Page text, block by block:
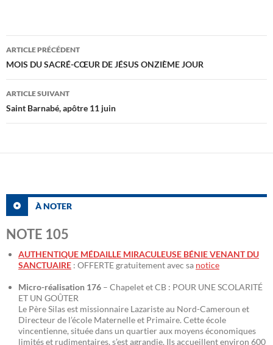
Navigation
des
articles
ARTICLE PRÉCÉDENT
MOIS DU SACRÉ-CŒUR DE JÉSUS ONZIÈME JOUR
ARTICLE SUIVANT
Saint Barnabé, apôtre 11 juin
À NOTER
NOTE 105
AUTHENTIQUE MÉDAILLE MIRACULEUSE BÉNIE VENANT DU
SANCTUAIRE : OFFERTE gratuitement avec sa notice
Micro-réalisation 176 – Chapelet et CB : POUR UNE SCOLARITÉ
ET UN GOÛTER
Le Père Silas est missionnaire Lazariste au Nord-Cameroun et
Directeur de l’école Maternelle et Primaire. Cette école
vincentienne, située dans un quartier aux moyens économiques
limités et rudimentaires, s’est agrandie. Ils accueillent environ 600